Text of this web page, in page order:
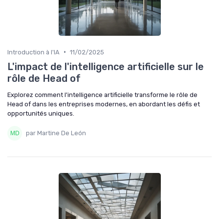
Introduction à l'IA • 11/02/2025
L'impact de l'intelligence artificielle sur le
rôle de Head of
Explorez comment l'intelligence artificielle transforme le rôle de
Head of dans les entreprises modernes, en abordant les défis et
opportunités uniques.
par Martine De León